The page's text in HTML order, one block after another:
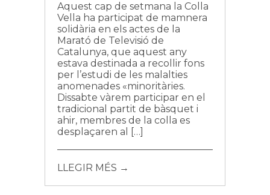
Aquest cap de setmana la Colla
Vella ha participat de mamnera
solidària en els actes de la
Marató de Televisió de
Catalunya, que aquest any
estava destinada a recollir fons
per l’estudi de les malalties
anomenades «minoritàries.
Dissabte vàrem participar en el
tradicional partit de bàsquet i
ahir, membres de la colla es
desplaçaren al […]
LLEGIR MÉS →